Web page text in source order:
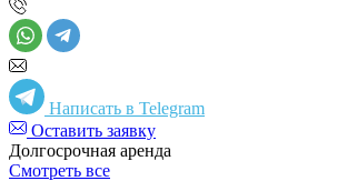
Написать в Telegram
Оставить заявку
Долгосрочная аренда
Смотреть все